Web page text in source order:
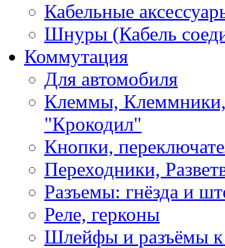
Кабельные
Шнуры (Кабель
Коммутация
Для автомобиля
Клеммы,
"Крокодил"
Кнопки,
Переходники,
Разъемы: гнёзда и
Реле, герконы
Шлейфы и разъёмы